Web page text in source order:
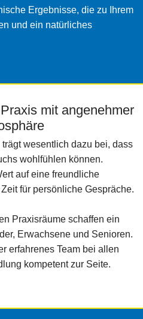
Ergebnisse, die zu Ihrem
und ein natürliches
mit angenehmer
wesentlich dazu bei, dass
wohlfühlen können.
auf eine freundliche
für persönliche Gespräche.
Praxisräume schaffen ein
Erwachsene und Senioren.
erfahrenes Team bei allen
kompetent zur Seite.